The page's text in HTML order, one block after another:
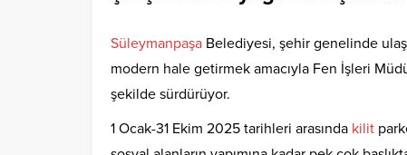
Süleymanpaşa Belediyesi, şehir genelinde
modern hale getirmek amacıyla Fen İşleri
şekilde sürdürüyor.
1 Ocak-31 Ekim 2025 tarihleri arasında kilit